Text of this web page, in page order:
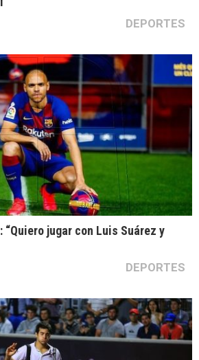
DEPORTES
jugar con Luis Suárez y
DEPORTES